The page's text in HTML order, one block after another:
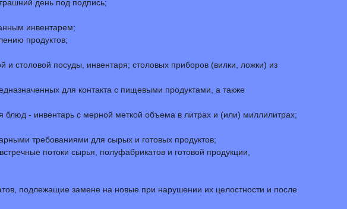
день под подпись;
инвентарем;
продуктов;
столовой посуды, инвентаря; столовых приборов (вилки, ложки) из
для контакта с пищевыми продуктами, а также
- инвентарь с мерной меткой объема в литрах и (или) миллилитрах;
требованиями для сырых и готовых продуктов;
потоки сырья, полуфабрикатов и готовой продукции,
подлежащие замене на новые при нарушении их целостности и после